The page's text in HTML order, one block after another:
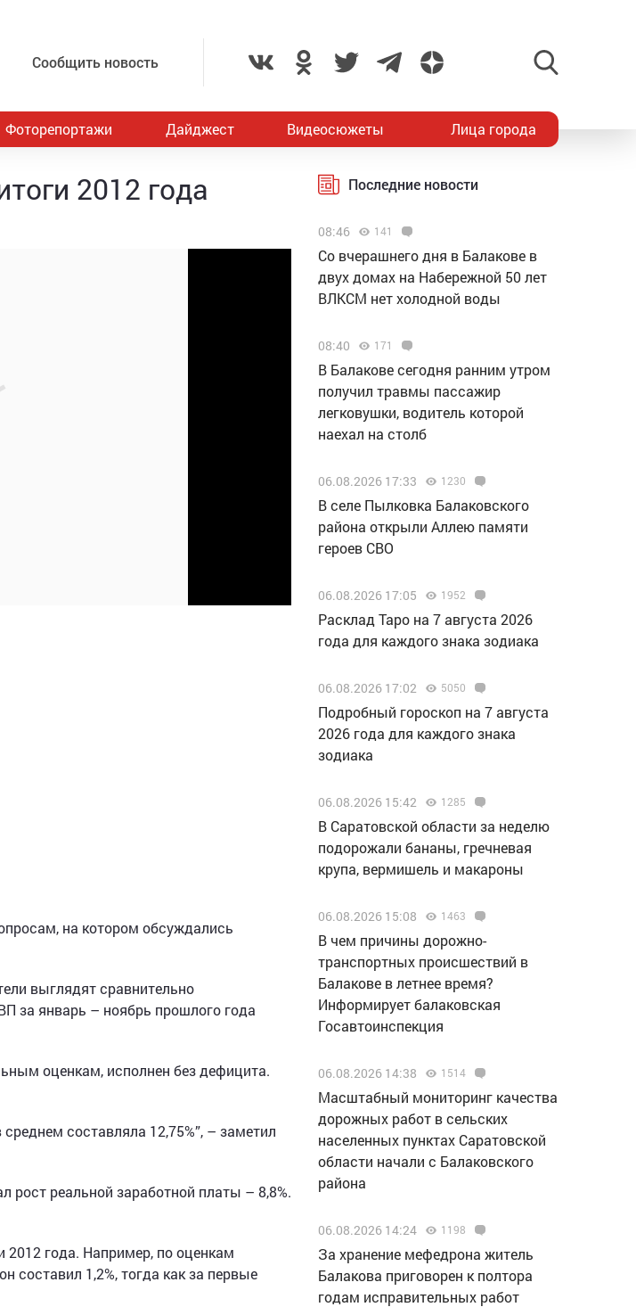
Сообщить новость
Фоторепортажи Дайджест Видеосюжеты Лица города
2012 года
на котором обсуждались
выглядят сравнительно
за январь – ноябрь прошлого года
оценкам, исполнен без дефицита.
составляла 12,75%”, – заметил
рост реальной заработной платы – 8,8%.
года. Например, по оценкам
составил 1,2%, тогда как за первые
Последние новости
08:46 141
Со вчерашнего дня в Балакове в
двух домах на Набережной 50 лет
ВЛКСМ нет холодной воды
08:40 171
В Балакове сегодня ранним утром
получил травмы пассажир
легковушки, водитель которой
наехал на столб
06.08.2026 17:33 1230
В селе Пылковка Балаковского
района открыли Аллею памяти
героев СВО
06.08.2026 17:05 1952
Расклад Таро на 7 августа 2026
года для каждого знака зодиака
06.08.2026 17:02 5050
Подробный гороскоп на 7 августа
2026 года для каждого знака
зодиака
06.08.2026 15:42 1285
В Саратовской области за неделю
подорожали бананы, гречневая
крупа, вермишель и макароны
06.08.2026 15:08 1463
В чем причины дорожно-
транспортных происшествий в
Балакове в летнее время?
Информирует балаковская
Госавтоинспекция
06.08.2026 14:38 1514
Масштабный мониторинг качества
дорожных работ в сельских
населенных пунктах Саратовской
области начали с Балаковского
района
06.08.2026 14:24 1198
За хранение мефедрона житель
Балакова приговорен к полтора
годам исправительных работ